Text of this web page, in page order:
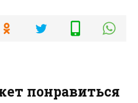
понравиться